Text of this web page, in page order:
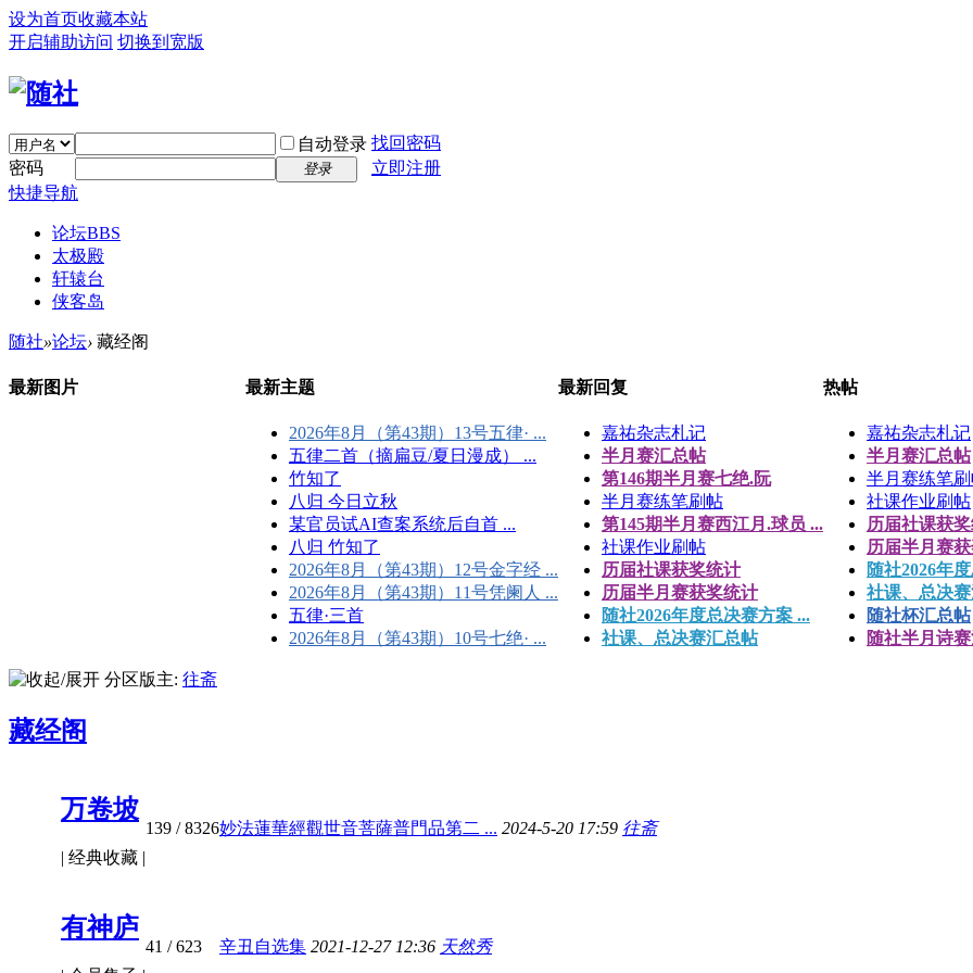
设为首页收藏本站
开启辅助访问 切换到宽版
自动登录 找回密码
密码
登录
立即注册
快捷导航
论坛BBS
太极殿
轩辕台
侠客岛
随社»论坛› 藏经阁
最新图片 最新主题
2026年8月（第43期）13号五律· ...
五律二首（摘扁豆/夏日漫成） ...
竹知了
八归 今日立秋
某官员试AI查案系统后自首 ...
八归 竹知了
2026年8月（第43期）12号金字经 ...
2026年8月（第43期）11号凭阑人 ...
五律·三首
2026年8月（第43期）10号七绝· ...
最新回复
嘉祐杂志札记
半月赛汇总帖
第146期半月赛七绝.阮
半月赛练笔刷帖
第145期半月赛西江月.球员 ...
社课作业刷帖
历届社课获奖统计
历届半月赛获奖统计
随社2026年度总决赛方案 ...
社课、总决赛汇总帖
热帖
嘉祐杂志札记
半月赛汇总帖
半月赛练笔
社课作业刷帖
历届社课获
历届半月赛
随社2026年
社课、总决
随社杯汇总帖
随社半月诗
分区版主: 往斋
藏经阁
万卷坡
| 经典收藏 |
139 / 8326妙法蓮華經觀世音菩薩普門品第二 ... 2024-5-20 17:59 往斋
有神庐
41 / 623 辛丑自选集 2021-12-27 12:36 天然秀